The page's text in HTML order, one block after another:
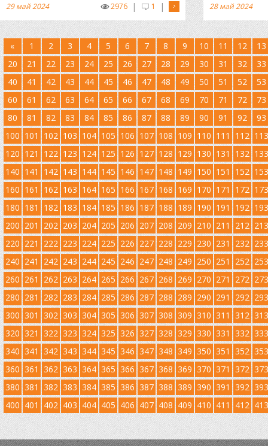
|
1
|
2976
29 май 2024 28 май 2024
« 1 2 3 4 5 6 7 8 9 10 11 12
13
20
21 22 23 24 25 26 27 28 29 30 31 32
33
40
41 42 43 44 45 46 47 48 49 50 51 52
53
60
61 62 63 64 65 66 67 68 69 70 71 72
73
80
81 82 83 84 85 86 87 88 89 90 91 92
93
100 101 102 103 104 105 106 107 108 109 110 111 112 113
120 121 122 123 124 125 126 127 128 129 130 131 132 133
140 141 142 143 144 145 146 147 148 149 150 151 152 153
160 161 162 163 164 165 166 167 168 169 170 171 172 173
180 181 182 183 184 185 186 187 188 189 190 191 192 193
200 201 202 203 204 205 206 207 208 209 210 211 212 213
220 221 222 223 224 225 226 227 228 229 230 231 232 233
240 241 242 243 244 245 246 247 248 249 250 251 252 253
260 261 262 263 264 265 266 267 268 269 270 271 272 273
280 281 282 283 284 285 286 287 288 289 290 291 292 293
300 301 302 303 304 305 306 307 308 309 310 311 312 313
320 321 322 323 324 325 326 327 328 329 330 331 332 333
340 341 342 343 344 345 346 347 348 349 350 351 352 353
360 361 362 363 364 365 366 367 368 369 370 371 372 373
380 381 382 383 384 385 386 387 388 389 390 391 392 393
400 401 402 403 404 405 406 407 408 409 410 411 412 413